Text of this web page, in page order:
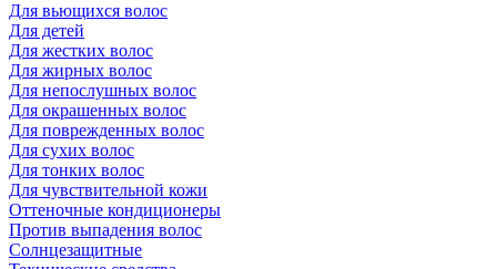
Для вьющихся волос
Для детей
Для жестких волос
Для жирных волос
Для непослушных волос
Для окрашенных волос
Для поврежденных волос
Для сухих волос
Для тонких волос
Для чувствительной кожи
Оттеночные кондиционеры
Против выпадения волос
Солнцезащитные